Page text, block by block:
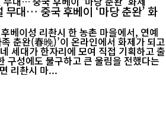
무대… 중국 후베이 ‘마당 춘완’ 화
베이성 리촨시 한 농촌 마을에서, 연예
춘완(春晚)’이 온라인에서 화제가 되고
세대가 한자리에 모여 직접 기획하고 출
구성에도 불구하고 큰 울림을 전했다는
르면 리촨시 마...